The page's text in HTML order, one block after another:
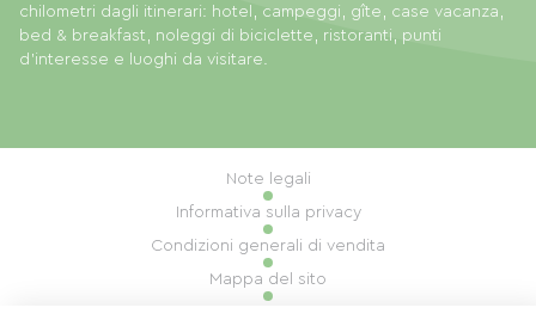
chilometri dagli itinerari: hotel, campeggi, gîte, case vacanza,
bed & breakfast, noleggi di biciclette, ristoranti, punti
d'interesse e luoghi da visitare.
Note legali
Informativa sulla privacy
Condizioni generali di vendita
Mappa del sito